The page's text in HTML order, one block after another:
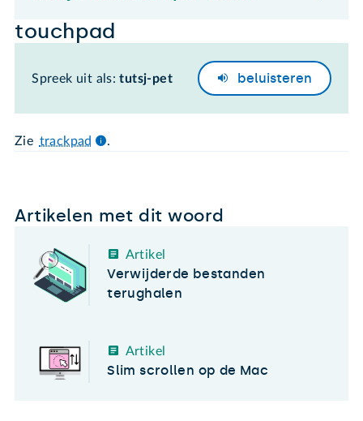
touchpad
Spreek uit als:tutsj-pet beluisteren
Zie trackpad .
Artikelen met dit woord
Artikel
Verwijderde bestanden
terughalen
Artikel
Slim scrollen op de Mac